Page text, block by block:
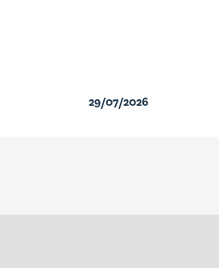
29/07/2026